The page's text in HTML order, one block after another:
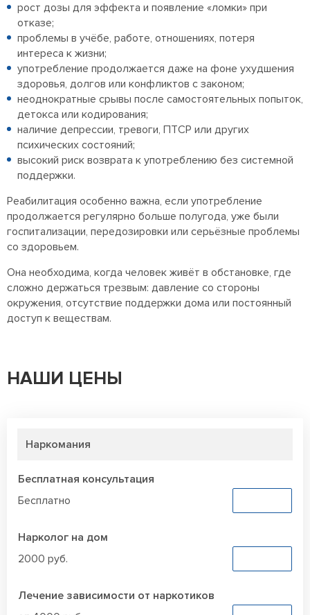
рост дозы для эффекта и появление «ломки» при
отказе;
проблемы в учёбе, работе, отношениях, потеря
интереса к жизни;
употребление продолжается даже на фоне ухудшения
здоровья, долгов или конфликтов с законом;
неоднократные срывы после самостоятельных попыток,
детокса или кодирования;
наличие депрессии, тревоги, ПТСР или других
психических состояний;
высокий риск возврата к употреблению без системной
поддержки.
Реабилитация особенно важна, если употребление
продолжается регулярно больше полугода, уже были
госпитализации, передозировки или серьёзные проблемы
со здоровьем.
Она необходима, когда человек живёт в обстановке, где
сложно держаться трезвым: давление со стороны
окружения, отсутствие поддержки дома или постоянный
доступ к веществам.
НАШИ ЦЕНЫ
Наркомания
Бесплатная консультация
Бесплатно
Нарколог на дом
2000 руб.
Лечение зависимости от наркотиков